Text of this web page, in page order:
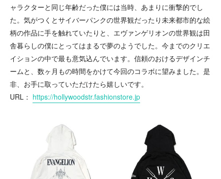
ャラクターと同じ年齢だった僕には当時、あまりに衝撃的でし
た。気がつくとサイバーパンクの世界観だったり未来都市的な絵
柄の作品に手を触れていたりと、エヴァンゲリオンの世界観は田
舎暮らしの僕にとってはまるで夢のようでした。今までのクリエ
イションの中で最も意気込んでいます。信頼のおけるデザインチ
ームと、数ヶ月もの時間をかけて今回のコラボに望みました。是
非、お手に取っていただけたら嬉しいです。
URL： https://hollywoodstr.fashionstore.jp